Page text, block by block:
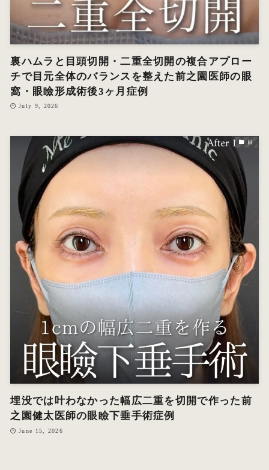
裏ハムラと目頭切開・二重全切開の複合アプロー
チで目元全体のバランスを整えた前之園医師の眼
窩・眼瞼形成術後3ヶ月症例
July 9, 2026
目
埋没では叶わなかった幅広二重を切開で作った前
之園健太医師の眼瞼下垂手術症例
June 15, 2026